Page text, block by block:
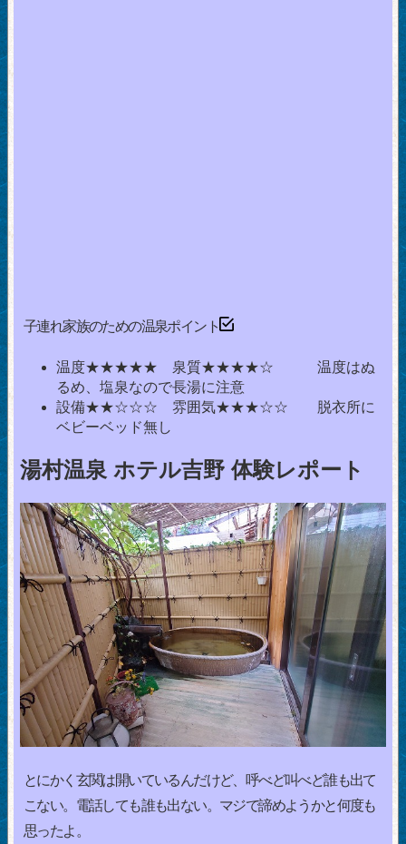
子連れ家族のための温泉ポイント
温度★★★★★ 泉質★★★★☆ 温度はぬ
るめ、塩泉なので長湯に注意
設備★★☆☆☆ 雰囲気★★★☆☆ 脱衣所に
ベビーベッド無し
湯村温泉 ホテル吉野 体験レポート
とにかく玄関は開いているんだけど、呼べど叫べど誰も出て
こない。電話しても誰も出ない。マジで諦めようかと何度も
思ったよ。